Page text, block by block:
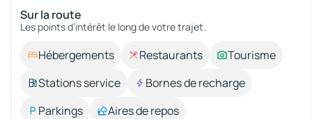
Sur la route
Les points d’intérêt le long de votre trajet.
Hébergements Restaurants
Tourisme
Stations service
Bornes de recharge
Parkings
Aires de repos